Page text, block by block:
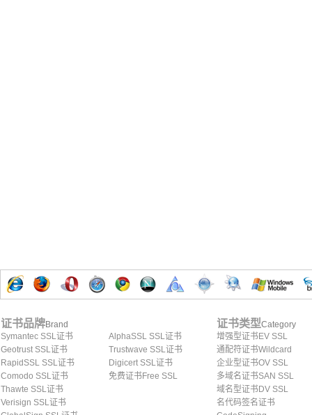
证书品牌Brand
Symantec SSL证书
Geotrust SSL证书
RapidSSL SSL证书
Comodo SSL证书
Thawte SSL证书
Verisign SSL证书
AlphaSSL SSL证书
Trustwave SSL证书
Digicert SSL证书
免费证书Free SSL
证书类型Category
增强型证书EV SSL
通配符证书Wildcard
企业型证书OV SSL
多域名证书SAN SSL
域名型证书DV SSL
名代码签名证书